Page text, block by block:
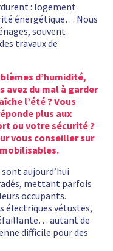
: logement
énergétique… Nous
souvent
travaux de
d’humidité,
avez du mal à garder
l’été ? Vous
plus aux
ou votre sécurité ?
vous conseiller sur
aujourd’hui
mettant parfois
occupants.
électriques vétustes,
autant de
difficile pour des